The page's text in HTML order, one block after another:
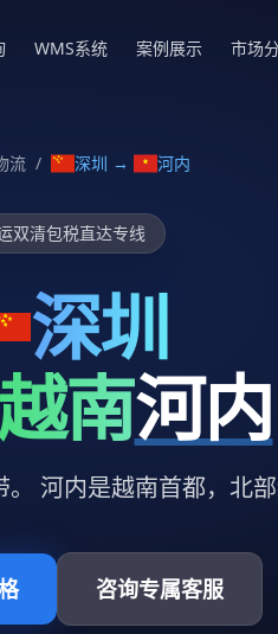
WMS系统 案例展示 市场
流 / 深圳 → 河内
双清包税直达专线
深圳
南河内
河内是越南首都，北部
咨询专属客服